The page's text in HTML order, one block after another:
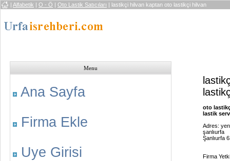
| Alfabetik | O - Ö | Oto Lastik Satıcıları | lastikçi hilvan kaptan oto lastikçi hilvan
Menu
Ana Sayfa
Firma Ekle
Uye Girisi
oto
lastik
Adres:
şanlıurfa
Şanlıurfa
Firma